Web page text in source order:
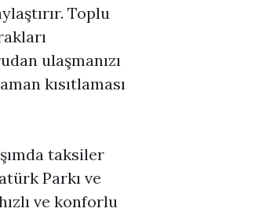
Toplu
ulaşmanızı
kısıtlaması
taksiler
Parkı ve
ve konforlu